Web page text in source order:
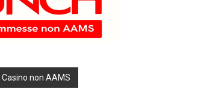
Casino non AAMS